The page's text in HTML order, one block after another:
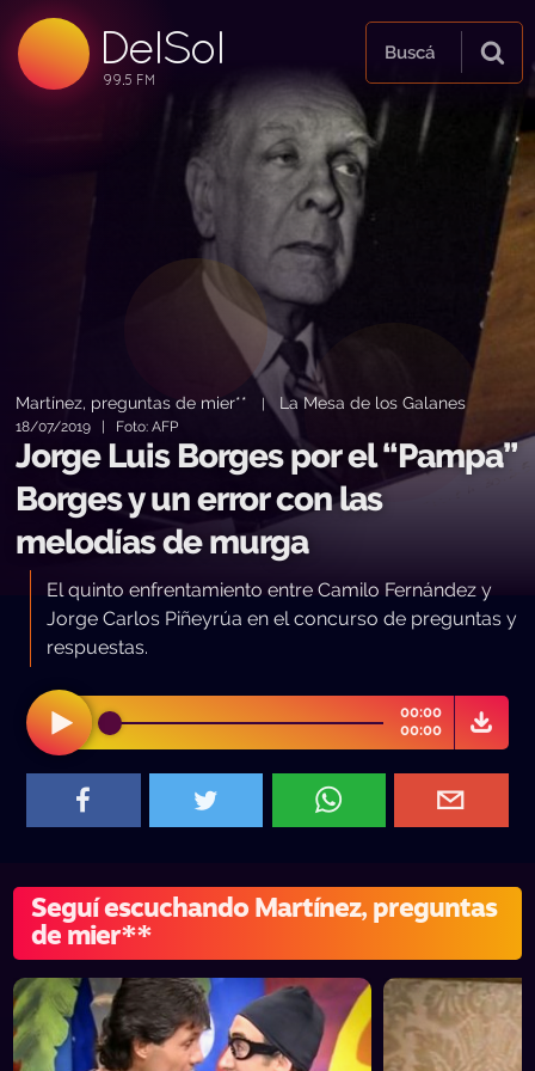
DelSol
99.5 FM
99.5 FM
99.5 FM
Buscá
Martínez, preguntas de mier** | La Mesa de los Galanes
18/07/2019 | Foto: AFP
Jorge Luis Borges por el “Pampa”
Borges y un error con las
melodías de murga
El quinto enfrentamiento entre Camilo Fernández y
Jorge Carlos Piñeyrúa en el concurso de preguntas y
respuestas.
00:00
00:00
Seguí escuchando Martínez, preguntas
de mier**